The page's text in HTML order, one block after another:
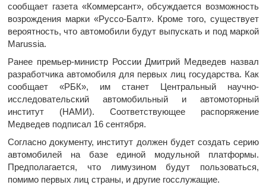
сообщает газета «Коммерсант», обсуждается возможность
возрождения марки «Руссо-Балт». Кроме того, существует
вероятность, что автомобили будут выпускать и под маркой
Marussia.
Ранее премьер-министр России Дмитрий Медведев назвал
разработчика автомобиля для первых лиц государства. Как
сообщает «РБК», им станет Центральный научно-
исследовательский автомобильный и автомоторный
институт (НАМИ). Соответствующее распоряжение
Медведев подписал 16 сентября.
Согласно документу, институт должен будет создать серию
автомобилей на базе единой модульной платформы.
Предполагается, что лимузином будут пользоваться,
помимо первых лиц страны, и другие госслужащие.